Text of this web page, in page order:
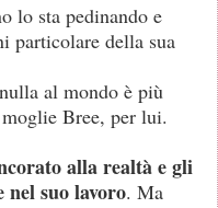
lo sta pedinando e
particolare della sua
al mondo è più
Bree, per lui.
alla realtà e gli
suo lavoro. Ma